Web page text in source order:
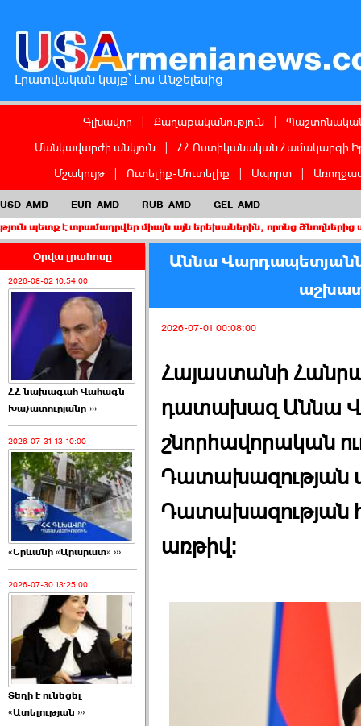
Լրատվական կայք՝ Լոս Անջելեսից
Գլխավոր Քաղաքականություն
Մանկավարժի անկյուն
ՀՀ Ոստիկանական Համակարգի
Մշակույթ
Ուտելիք-Մուտելիք Սպորտ
USD AMD EUR AMD RUB AMD GEL AMD
միայն այն երեխաներին, որոնց ծնողներից առնվազն
Օրվա լրահոսը
2026-08-02 10:54:00
ՀՀ նախագահ Վահագն
Խաչատուրյանը ›››
2026-07-31 13:10:00
«Երևանի «Արարատ» ›››
2026-07-30 13:25:00
Տեղի է ունեցել
«Ատելության ›››
Աննա Վարդապետյանն
2026-07-01 00:08:00
Հայաստանի
դատախազ Աննա
շնորհավորական
Դատախազության
Դատախազության
առթիվ: